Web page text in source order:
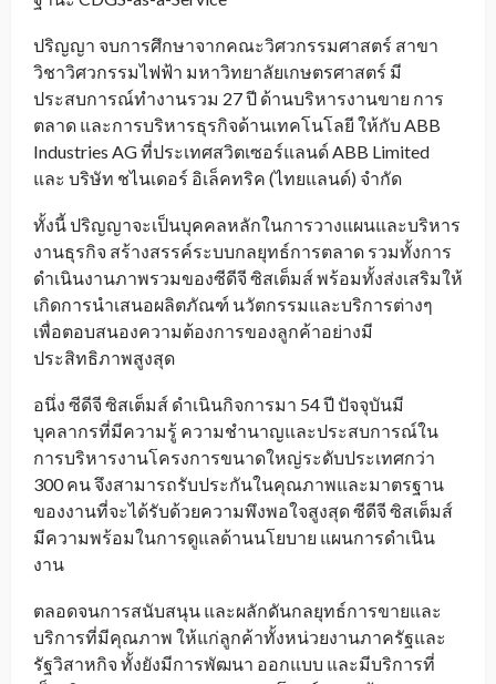
ปริญญา จบการศึกษาจากคณะวิศวกรรมศาสตร์ สาขา
วิชาวิศวกรรมไฟฟ้า มหาวิทยาลัยเกษตรศาสตร์ มี
ประสบการณ์ทำงานรวม 27 ปี ด้านบริหารงานขาย การ
ตลาด และการบริหารธุรกิจด้านเทคโนโลยี ให้กับ ABB
Industries AG ที่ประเทศสวิตเซอร์แลนด์ ABB Limited
และ บริษัท ชไนเดอร์ อิเล็คทริค (ไทยแลนด์) จำกัด
ทั้งนี้ ปริญญาจะเป็นบุคคลหลักในการวางแผนและบริหาร
งานธุรกิจ สร้างสรรค์ระบบกลยุทธ์การตลาด รวมทั้งการ
ดำเนินงานภาพรวมของซีดีจี ซิสเต็มส์ พร้อมทั้งส่งเสริมให้
เกิดการนำเสนอผลิตภัณฑ์ นวัตกรรมและบริการต่างๆ
เพื่อตอบสนองความต้องการของลูกค้าอย่างมี
ประสิทธิภาพสูงสุด
อนึ่ง ซีดีจี ซิสเต็มส์ ดำเนินกิจการมา 54 ปี ปัจจุบันมี
บุคลากรที่มีความรู้ ความชำนาญและประสบการณ์ใน
การบริหารงานโครงการขนาดใหญ่ระดับประเทศกว่า
300 คน จึงสามารถรับประกันในคุณภาพและมาตรฐาน
ของงานที่จะได้รับด้วยความพึงพอใจสูงสุด ซีดีจี ซิสเต็มส์
มีความพร้อมในการดูแลด้านนโยบาย แผนการดำเนิน
งาน
ตลอดจนการสนับสนุน และผลักดันกลยุทธ์การขายและ
บริการที่มีคุณภาพ ให้แก่ลูกค้าทั้งหน่วยงานภาครัฐและ
รัฐวิสาหกิจ ทั้งยังมีการพัฒนา ออกแบบ และมีบริการที่